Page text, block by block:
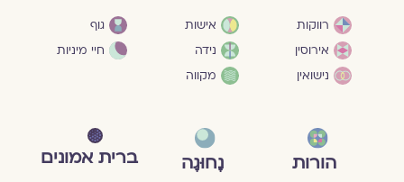
רווקות
אירוסין
נישואין
אישות
נידה
מקווה
גוף
חיי מיניות
הורות נָחוּגָה ברית אמונים